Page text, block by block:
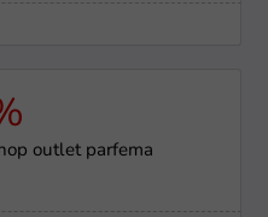
outlet parfema